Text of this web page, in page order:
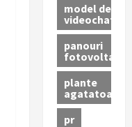
model de
videochat
panouri
fotovoltaice
plante
agatatoare
pr